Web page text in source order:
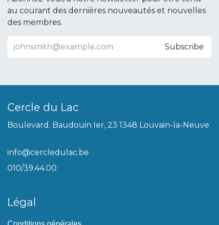
au courant des dernières nouveautés et nouvelles
des membres.
Subscribe
Cercle du Lac
Boulevard. Baudouin Ier, 23 1348 Louvain-la-Neuve
info@cercledulac.be
010/39.44.00
Légal